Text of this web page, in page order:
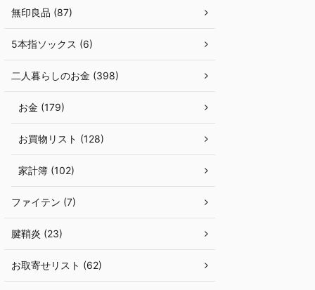
無印良品 (87)
5本指ソックス (6)
二人暮らしのお金 (398)
お金 (179)
お買物リスト (128)
家計簿 (102)
ファイテン (7)
腱鞘炎 (23)
お取寄せリスト (62)